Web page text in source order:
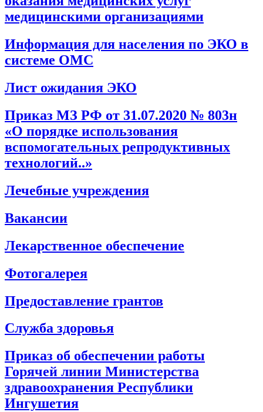
медицинскими организациями
Информация для населения по ЭКО в
системе ОМС
Лист ожидания ЭКО
Приказ МЗ РФ от 31.07.2020 № 803н
«О порядке использования
вспомогательных репродуктивных
технологий..»
Лечебные учреждения
Вакансии
Лекарственное обеспечение
Фотогалерея
Предоставление грантов
Служба здоровья
Приказ об обеспечении работы
Горячей линии Министерства
здравоохранения Республики
Ингушетия